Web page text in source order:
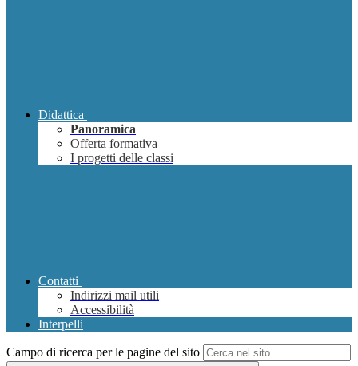
Didattica
Panoramica
Offerta formativa
I progetti delle classi
Contatti
Indirizzi mail utili
Accessibilità
Interpelli
Campo di ricerca per le pagine del sito